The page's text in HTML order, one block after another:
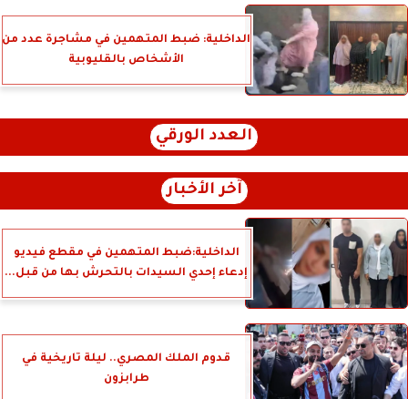
الداخلية: ضبط المتهمين في مشاجرة عدد من
الأشخاص بالقليوبية
العدد الورقي
آخر الأخبار
الداخلية:ضبط المتهمين في مقطع فيديو
إدعاء إحدي السيدات بالتحرش بها من قبل...
قدوم الملك المصري.. ليلة تاريخية في
طرابزون